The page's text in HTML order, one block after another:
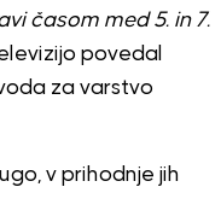
časom med 5. in 7.
povedal
za varstvo
v prihodnje jih